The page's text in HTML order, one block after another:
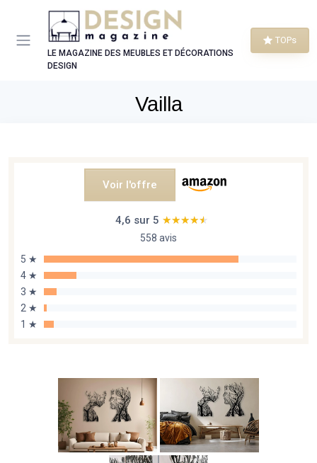
LE MAGAZINE DES MEUBLES ET DÉCORATIONS
DESIGN
TOPs
Vailla
Voir l'offre
4,6 sur 5 ★★★★★
★★★★★
558 avis
5 ★
4 ★
3 ★
2 ★
1 ★
Panneau de gestion des cookies